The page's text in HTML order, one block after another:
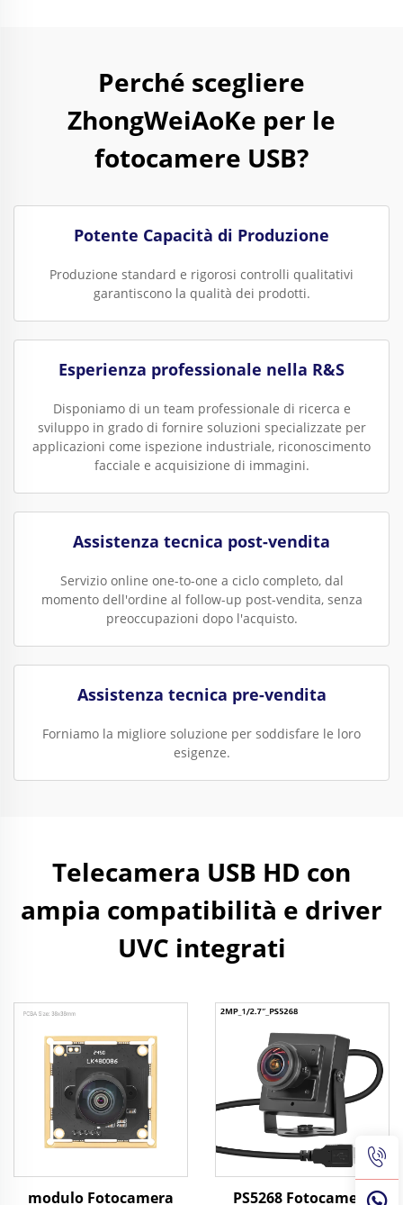
Perché scegliere
ZhongWeiAoKe per le
fotocamere USB?
Potente Capacità di Produzione
Produzione standard e rigorosi controlli qualitativi
garantiscono la qualità dei prodotti.
Esperienza professionale nella R&S
Disponiamo di un team professionale di ricerca e
sviluppo in grado di fornire soluzioni specializzate per
applicazioni come ispezione industriale, riconoscimento
facciale e acquisizione di immagini.
Assistenza tecnica post-vendita
Servizio online one-to-one a ciclo completo, dal
momento dell'ordine al follow-up post-vendita, senza
preoccupazioni dopo l'acquisto.
Assistenza tecnica pre-vendita
Forniamo la migliore soluzione per soddisfare le loro
esigenze.
Telecamera USB HD con
ampia compatibilità e driver
UVC integrati
modulo Fotocamera PS5268 Fotocamera